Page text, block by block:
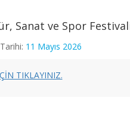
Sanat ve Spor
11 Mayıs 2026
TIKLAYINIZ.